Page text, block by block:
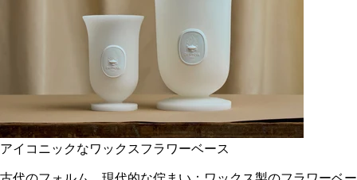
アイコニックなワックスフラワーベース